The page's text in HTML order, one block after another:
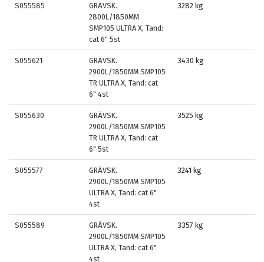
S055585
GRÄVSK.
2800L/1850MM
SMP105 ULTRA X, Tand:
cat 6" 5st
3282 kg
S055621
GRÄVSK.
2900L/1850MM SMP105
TR ULTRA X, Tand: cat
6" 4st
3430 kg
S055630
GRÄVSK.
2900L/1850MM SMP105
TR ULTRA X, Tand: cat
6" 5st
3525 kg
S055577
GRÄVSK.
2900L/1850MM SMP105
ULTRA X, Tand: cat 6"
4st
3241 kg
S055589
GRÄVSK.
2900L/1850MM SMP105
ULTRA X, Tand: cat 6"
4st
3357 kg